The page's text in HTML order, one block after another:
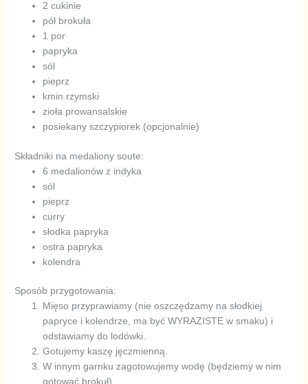
2 cukinie
pół brokuła
1 por
papryka
sól
pieprz
kmin rzymski
zioła prowansalskie
posiekany szczypiorek (opcjonalnie)
Składniki na medaliony soute:
6 medalionów z indyka
sól
pieprz
curry
słodka papryka
ostra papryka
kolendra
Sposób przygotowania:
Mięso przyprawiamy (nie oszczędzamy na słodkiej
papryce i kolendrze, ma być WYRAZISTE w smaku) i
odstawiamy do lodówki.
Gotujemy kaszę jęczmienną.
W innym garnku zagotowujemy wodę (będziemy w nim
gotować brokuł)